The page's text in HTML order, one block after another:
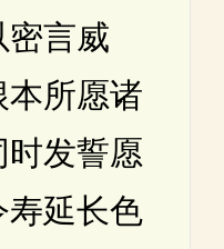
密言威
所愿诸
发誓愿
寿延长色